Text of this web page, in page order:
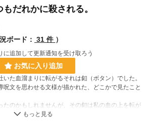
もだれかに殺される。
況ボード： 31 件 ）
に追加して更新通知を受け取ろう
お気に入り追加
た血溜まりに転がるそれは釦（ボタン）でした。
呪文を思わせる文様が描かれた、どこかで見たこと
たのかもしれませんが、その釦は私の血の上を転が
した。